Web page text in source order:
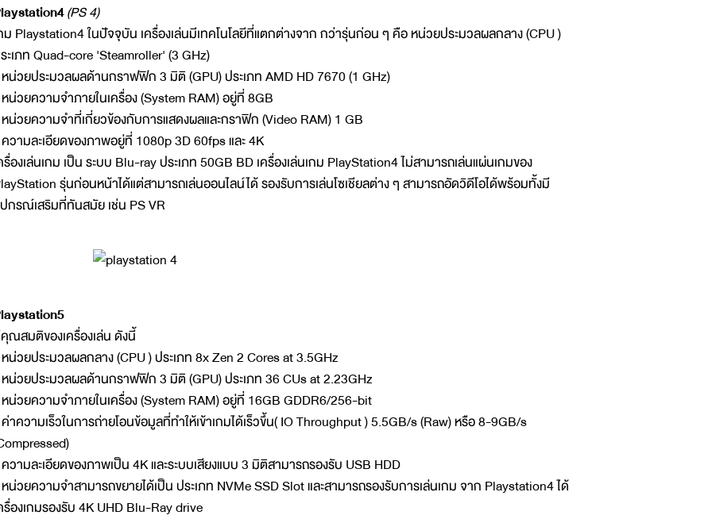
(PS 4)
ม Playstation4 ในปัจจุบัน เครื่องเล่นมีเทคโนโลยีที่แตกต่างจาก กว่ารุ่นก่อน ๆ คือ หน่วยประมวลผลกลาง (CPU )
ะเภท Quad-core 'Steamroller' (3 GHz)
น่วยประมวลผลด้านกราฟฟิก 3 มิติ (GPU) ประเภท AMD HD 7670 (1 GHz)
น่วยความจำภายในเครื่อง (System RAM) อยู่ที่ 8GB
น่วยความจำที่เกี่ยวข้องกับการแสดงผลและกราฟิก (Video RAM) 1 GB
วามละเอียดของภาพอยู่ที่ 1080p 3D 60fps และ 4K
รื่องเล่นเกม เป็น ระบบ Blu-ray ประเภท 50GB BD เครื่องเล่นเกม PlayStation4 ไม่สามารถเล่นแผ่นเกมของ
รุ่นก่อนหน้าได้แต่สามารถเล่นออนไลน์ได้ รองรับการเล่นโซเชียลต่าง ๆ สามารถอัดวิดีโอได้พร้อมทั้งมี
กรณ์เสริมที่ทันสมัย เช่น PS VR
ณสมติของเครื่องเล่น ดังนี้
น่วยประมวลผลกลาง (CPU ) ประเภท 8x Zen 2 Cores at 3.5GHz
น่วยประมวลผลด้านกราฟฟิก 3 มิติ (GPU) ประเภท 36 CUs at 2.23GHz
น่วยความจำภายในเครื่อง (System RAM) อยู่ที่ 16GB GDDR6/256-bit
าความเร็วในการถ่ายโอนข้อมูลที่ทำให้เข้าเกมได้เร็วขึ้น( IO Throughput ) 5.5GB/s (Raw) หรือ 8-9GB/s
วามละเอียดของภาพเป็น 4K และระบบเสียงแบบ 3 มิติสามารถรองรับ USB HDD
น่วยความจำสามารถขยายได้เป็น ประเภท NVMe SSD Slot และสามารถรองรับการเล่นเกม จาก Playstation4 ได้
รื่องเกมรองรับ 4K UHD Blu-Ray drive